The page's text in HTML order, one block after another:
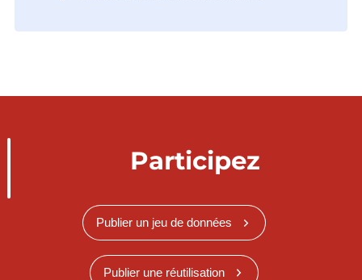
Participez
Publier un jeu de données
Publier une réutilisation